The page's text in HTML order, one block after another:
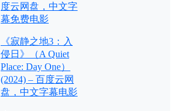
度云网盘，中文字
幕免费电影
《寂静之地3：入
侵日》（A Quiet
Place: Day One）
(2024) – 百度云网
盘，中文字幕电影